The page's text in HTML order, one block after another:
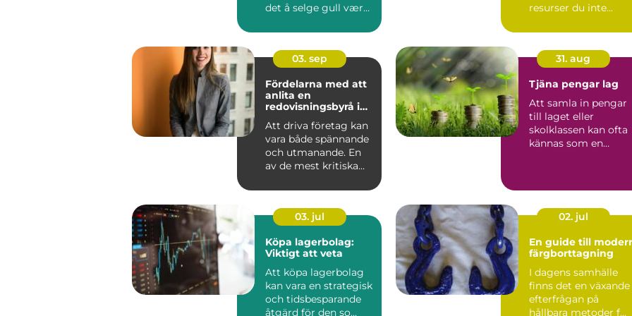
det å selge gull være
resurser du inte...
03. sep
Fördelarna med att
anlita en
redovisningsbyrå i
Att driva företag kan
vara både spännande
och utmanande. En
av de mest kritiska
31. aug
Tjäna pengar lag
Att samla in pengar
till laget eller
skolklassen kan ofta
kännas som en
03. jul
Köpa lagerbolag:
Viktigt att veta
Att köpa lagerbolag
kan vara en strategisk
och tidsbesparande
åtgärd för den so...
02. jul
En guide till
färgborttagning
I dagens samhälle
finns det en växande
efterfrågan på
hållbara metoder f...